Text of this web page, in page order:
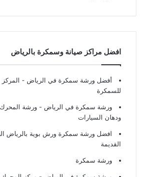
افضل مراكز صيانة وسمكرة بالرياض
أفضل ورشة سمكرة في الرياض - المركز
للسمكرة
ورشة سمكرة في الرياض - ورشة
ودهان السيارات
افضل ورشة سمكرة ورش بوية بالرياض
القديمة
ورشة سمكرة